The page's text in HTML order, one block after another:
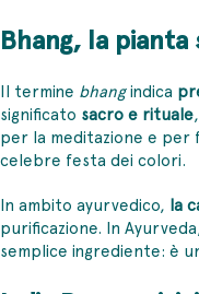
Bhang, la pianta
Il termine bhangindica
significato sacro e rituale
per la meditazione e per
celebre festa dei colori.
In ambito ayurvedico, la
purificazione. In
semplice ingrediente: è